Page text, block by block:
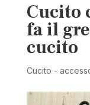
Cucito
fa il
cucito
Cucito -